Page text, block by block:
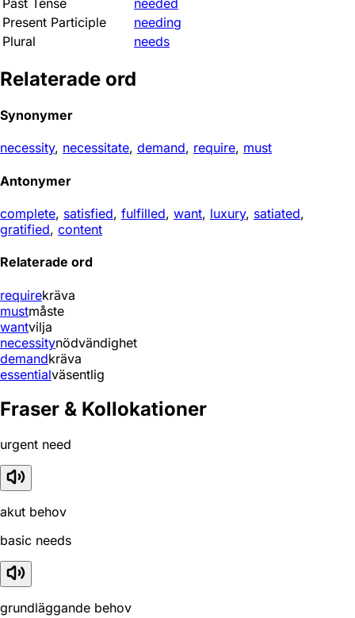
Past Tense
needed
Present Participle
needing
Plural
needs
Relaterade ord
Synonymer
necessity, necessitate, demand, require, must
Antonymer
complete, satisfied, fulfilled, want, luxury, satiated,
gratified, content
Relaterade ord
requirekräva
mustmåste
wantvilja
necessitynödvändighet
demandkräva
essentialväsentlig
Fraser & Kollokationer
urgent need
akut behov
basic needs
grundläggande behov